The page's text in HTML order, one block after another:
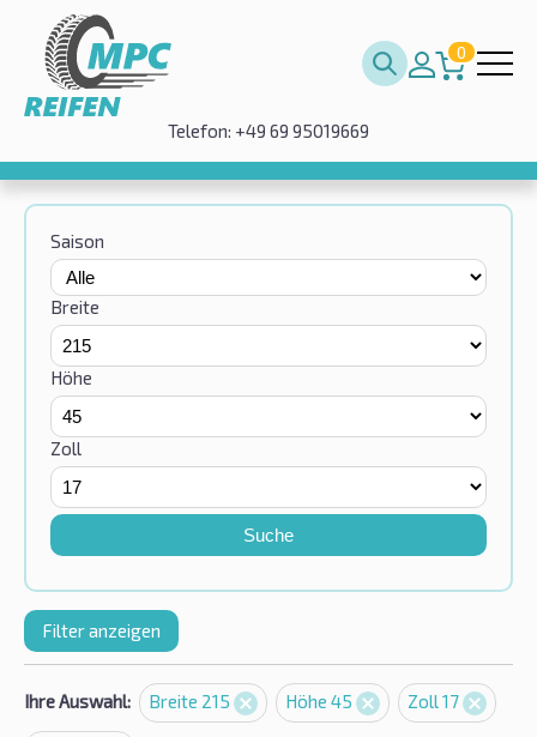
0
Telefon: +49 69 95019669
Saison
Breite
Höhe
Zoll
Suche
Filter anzeigen
Ihre Auswahl: Breite 215 Höhe 45 Zoll 17